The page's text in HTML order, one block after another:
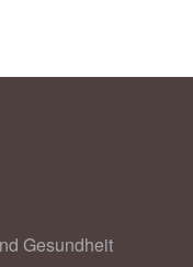
Gesundheit